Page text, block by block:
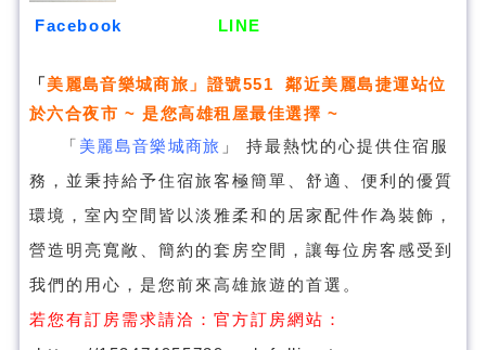
Facebook LINE
「美麗島音樂城商旅 」證號551 鄰近美麗島捷運站位
於六合夜市 ~ 是您高雄租屋最佳選擇 ~
「 美麗島音樂城商旅 」 持最熱忱的心提供住宿服
務，並秉持給予住宿旅客極簡單、舒適、便利的優質
環境，室內空間皆以淡雅柔和的居家配件作為裝飾，
營造明亮寬敞、簡約的套房空間，讓每位房客感受到
我們的用心，是您前來高雄旅遊的首選。
若您有訂房需求請洽： 官方訂房網站：